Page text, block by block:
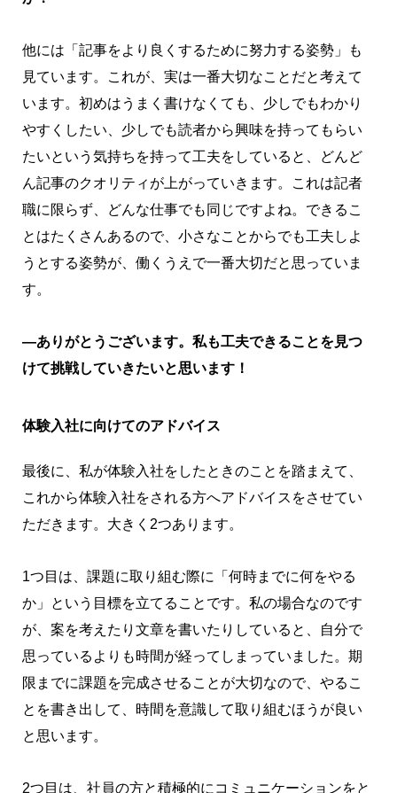
他には「記事をより良くするために努力する姿勢」も
見ています。これが、実は一番大切なことだと考えて
います。初めはうまく書けなくても、少しでもわかり
やすくしたい、少しでも読者から興味を持ってもらい
たいという気持ちを持って工夫をしていると、どんど
ん記事のクオリティが上がっていきます。これは記者
職に限らず、どんな仕事でも同じですよね。できるこ
とはたくさんあるので、小さなことからでも工夫しよ
うとする姿勢が、働くうえで一番大切だと思っていま
す。
―ありがとうございます。私も工夫できることを見つ
けて挑戦していきたいと思います！
体験入社に向けてのアドバイス
最後に、私が体験入社をしたときのことを踏まえて、
これから体験入社をされる方へアドバイスをさせてい
ただきます。大きく2つあります。
1つ目は、課題に取り組む際に「何時までに何をやる
か」という目標を立てることです。私の場合なのです
が、案を考えたり文章を書いたりしていると、自分で
思っているよりも時間が経ってしまっていました。期
限までに課題を完成させることが大切なので、やるこ
とを書き出して、時間を意識して取り組むほうが良い
と思います。
2つ目は、社員の方と積極的にコミュニケーションをと